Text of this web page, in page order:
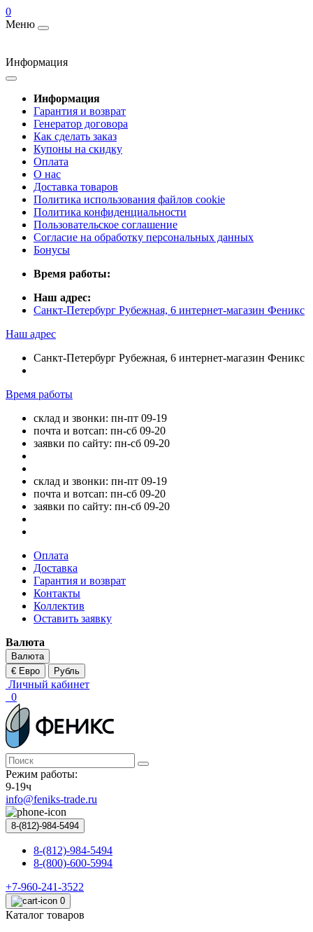
0
Меню
Информация
Информация
Гарантия и возврат
Генератор договора
Как сделать заказ
Купоны на скидку
Оплата
О нас
Доставка товаров
Политика использования файлов cookie
Политика конфиденциальности
Пользовательское соглашение
Согласие на обработку персональных данных
Бонусы
Время работы:
Наш адрес:
Санкт-Петербург Рубежная, 6 интернет-магазин Феникс
Наш адрес
Санкт-Петербург Рубежная, 6 интернет-магазин Феникс
Время работы
склад и звонки: пн-пт 09-19
почта и вотсап: пн-сб 09-20
заявки по сайту: пн-сб 09-20
склад и звонки: пн-пт 09-19
почта и вотсап: пн-сб 09-20
заявки по сайту: пн-сб 09-20
Оплата
Доставка
Гарантия и возврат
Контакты
Коллектив
Оставить заявку
Валюта
Валюта
€ Евро
Рубль
Личный кабинет
0
Режим работы:
9-19ч
info@feniks-trade.ru
8-(812)-984-5494
8-(812)-984-5494
8-(800)-600-5994
+7-960-241-3522
0
Каталог товаров